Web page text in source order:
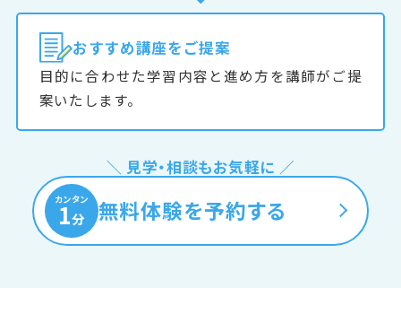
おすすめ講座をご提案
目的に合わせた学習内容と進め方を講師がご提
案いたします。
＼ 見学・相談もお気軽に ／
カンタン
1分 無料体験を予約する